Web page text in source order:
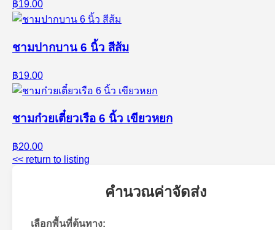
฿19.00
ชามปากบาน 6 นิ้ว สีส้ม
฿19.00
ชามก๋วยเตี๋ยวเรือ 6 นิ้ว เขียวหยก
฿20.00
<< return to listing
คำนวณค่าจัดส่ง
เลือกพื้นที่ต้นทาง: